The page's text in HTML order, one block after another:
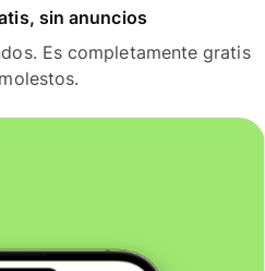
sin anuncios
Es completamente gratis